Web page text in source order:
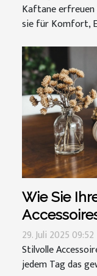
Kaftane
sie für Komfort,
Wie Sie
29. Juli 2025 09:52
Stilvolle
jedem Tag das